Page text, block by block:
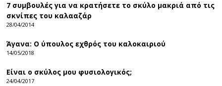
7 συμβουλές για να κρατήσετε το σκύλο μακριά από τις
σκνίπες του καλααζάρ
28/04/2014
Άγανα: Ο ύπουλος εχθρός του καλοκαιριού
14/05/2018
Είναι ο σκύλος μου φυσιολογικός;
24/04/2017